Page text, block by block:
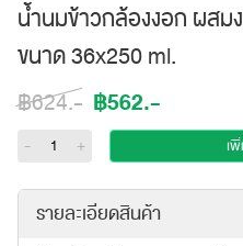
น้ำนมข้าวกล้องงอก ผสม
ขนาด 36x250 ml.
฿624.- ฿562.-
- + เ
รายละเอียดสินค้า